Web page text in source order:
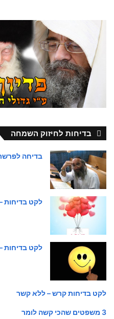
בדיחות לחיזוק השמחה
בדיחה
לקט בדיחות
לקט בדיחות
לקט בדיחות קרש – ללא קשר
3 משפטים שהכי קשה לומר